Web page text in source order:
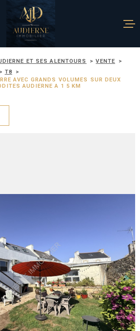
ACCUEIL
L'AGENCE
ET SES ALENTOURS
VENTE
T8
AVEC GRANDS VOLUMES SUR DEUX
AUDIERNE A 1 5 KM